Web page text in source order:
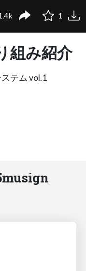
1
組み紹介
テム vol.1